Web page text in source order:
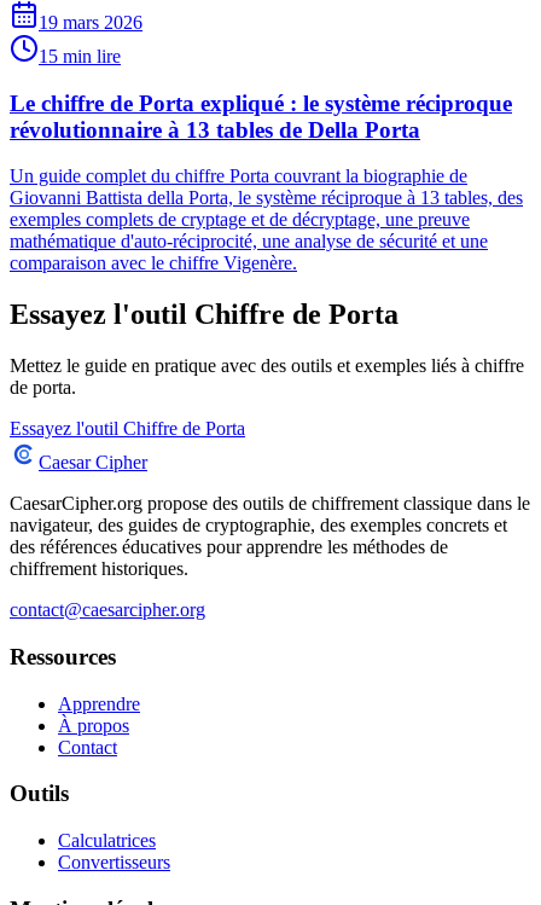
19 mars 2026
15 min lire
Le chiffre de Porta expliqué : le système réciproque
révolutionnaire à 13 tables de Della Porta
Un guide complet du chiffre Porta couvrant la biographie de
Giovanni Battista della Porta, le système réciproque à 13 tables, des
exemples complets de cryptage et de décryptage, une preuve
mathématique d'auto-réciprocité, une analyse de sécurité et une
comparaison avec le chiffre Vigenère.
Essayez l'outil Chiffre de Porta
Mettez le guide en pratique avec des outils et exemples liés à chiffre
de porta.
Essayez l'outil Chiffre de Porta
Caesar Cipher
CaesarCipher.org propose des outils de chiffrement classique dans le
navigateur, des guides de cryptographie, des exemples concrets et
des références éducatives pour apprendre les méthodes de
chiffrement historiques.
contact@caesarcipher.org
Ressources
Apprendre
À propos
Contact
Outils
Calculatrices
Convertisseurs